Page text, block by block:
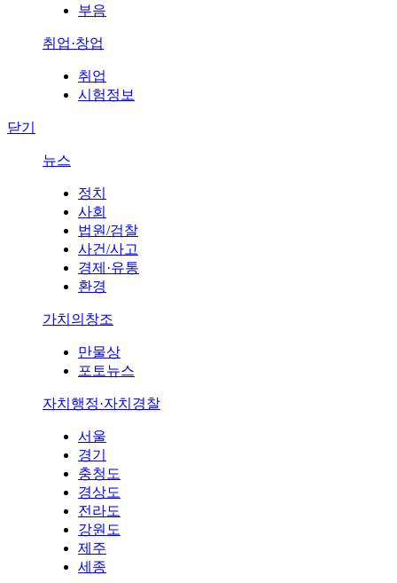
부음
취업·창업
취업
시험정보
닫기
뉴스
정치
사회
법원/검찰
사건/사고
경제·유통
환경
가치의창조
만물상
포토뉴스
자치행정·자치경찰
서울
경기
충청도
경상도
전라도
강원도
제주
세종